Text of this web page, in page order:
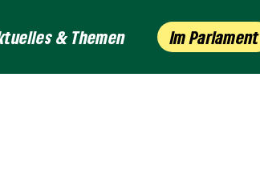
& Themen Im Parlament